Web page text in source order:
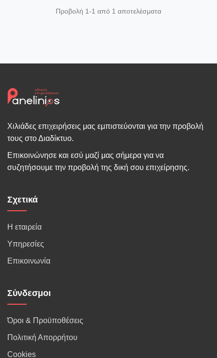
Προβολή 1-1 από 1 αποτελέσματα
Χιλιάδες επιχειρήσεις μας εμπιστεύονται για την προβολή
τους στο Διαδίκτυο.
Επικοινώνησε και εσύ μαζί μας σήμερα για να
συζητήσουμε την προβολή της δική σου επιχείρησης.
Σχετικά
Η εταιρεία
Υπηρεσίες
Επικοινωνία
Σύνδεσμοι
Όροι & Προϋποθέσεις
Πολιτική Απορρήτου
Cookies